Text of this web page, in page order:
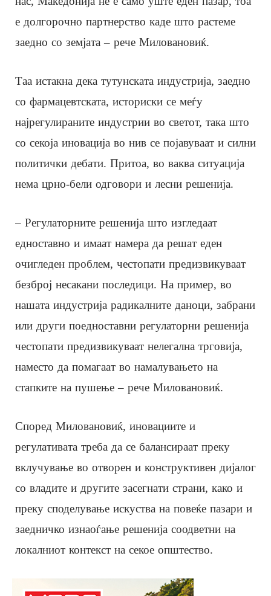
е долгорочно партнерство каде што растеме
заедно со земјата – рече Миловановиќ.
Таа истакна дека тутунската индустрија, заедно
со фармацевтската, историски се меѓу
најрегулираните индустрии во светот, така што
со секоја иновација во нив се појавуваат и силни
политички дебати. Притоа, во ваква ситуација
нема црно-бели одговори и лесни решенија.
– Регулаторните решенија што изгледаат
едноставно и имаат намера да решат еден
очигледен проблем, честопати предизвикуваат
безброј несакани последици. На пример, во
нашата индустрија радикалните даноци, забрани
или други поедноставни регулаторни решенија
честопати предизвикуваат нелегална трговија,
наместо да помагаат во намалувањето на
стапките на пушење – рече Миловановиќ.
Според Миловановиќ, иновациите и
регулативата треба да се балансираат преку
вклучување во отворен и конструктивен дијалог
со владите и другите засегнати страни, како и
преку споделување искуства на повеќе пазари и
заедничко изнаоѓање решенија соодветни на
локалниот контекст на секое општество.